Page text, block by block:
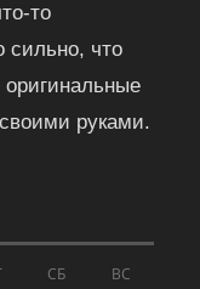
то
сильно, что
руками.
СБ ВС